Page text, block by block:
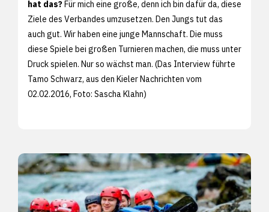
hat das?Für mich eine große, denn ich bin dafür da, diese
Ziele des Verbandes umzusetzen. Den Jungs tut das
auch gut. Wir haben eine junge Mannschaft. Die muss
diese Spiele bei großen Turnieren machen, die muss unter
Druck spielen. Nur so wächst man. (Das Interview führte
Tamo Schwarz, aus den Kieler Nachrichten vom
02.02.2016, Foto: Sascha Klahn)